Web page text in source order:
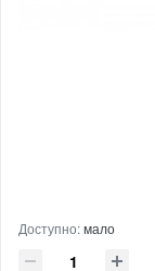
Доступно:мало